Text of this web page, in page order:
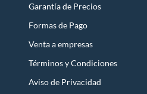
Garantía de Precios
Formas de Pago
Venta a empresas
Términos y Condiciones
Aviso de Privacidad